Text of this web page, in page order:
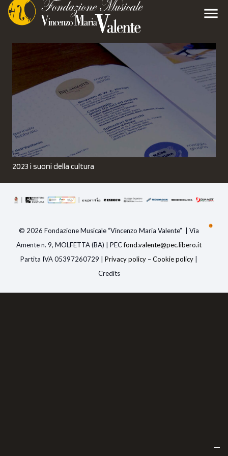
menu
2023 i suoni della cultura
© 2026 Fondazione Musicale “Vincenzo Maria Valente” | Via
Amente n. 9, MOLFETTA (BA) | PECfond.valente@pec.libero.it
Partita IVA 05397260729 |Privacy policy –Cookie policy
Credits